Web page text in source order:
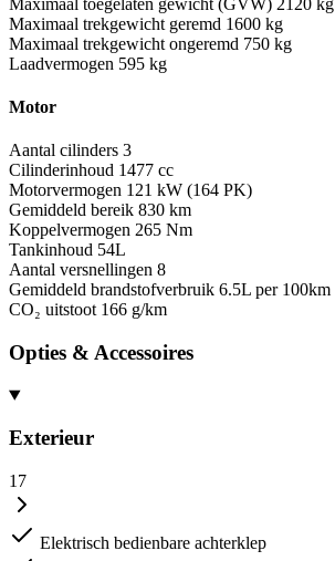
Maximaal trekgewicht geremd 1600 kg
Maximaal trekgewicht ongeremd 750 kg
Laadvermogen 595 kg
Motor
Aantal cilinders 3
Cilinderinhoud 1477 cc
Motorvermogen 121 kW (164 PK)
Gemiddeld bereik 830 km
Koppelvermogen 265 Nm
Tankinhoud 54L
Aantal versnellingen 8
Gemiddeld brandstofverbruik 6.5L per 100km
CO₂ uitstoot 166 g/km
Opties & Accessoires
Exterieur
17
Elektrisch bedienbare achterklep